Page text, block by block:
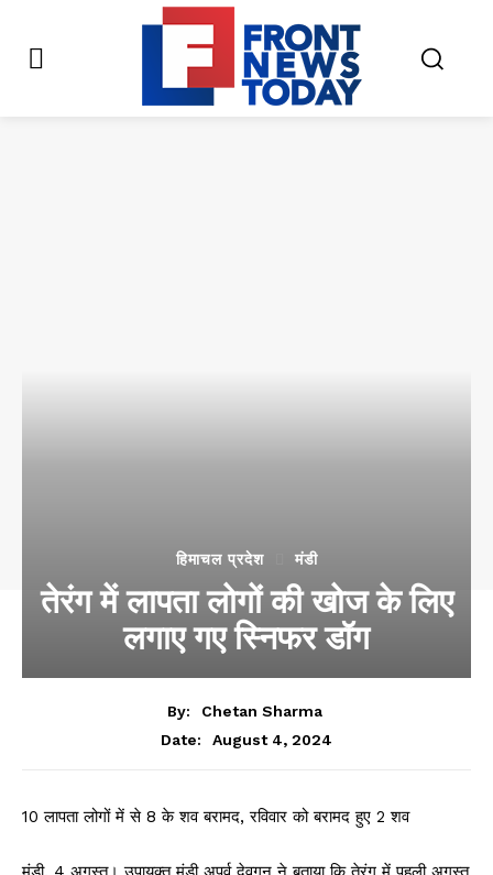
हिमाचल प्रदेश मंडी
तेरंग में लापता लोगों की खोज के लिए
लगाए गए स्निफर डॉग
By:
Chetan Sharma
Date:
August 4, 2024
10 लापता लोगों में से 8 के शव बरामद, रविवार को बरामद हुए 2 शव